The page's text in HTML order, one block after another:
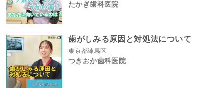
たかぎ歯科医院
歯がしみる原因と対処法について
東京都練馬区
つきおか歯科医院